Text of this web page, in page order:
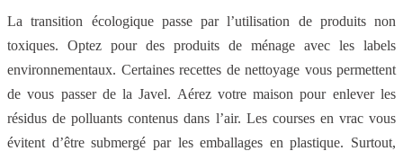
La transition écologique passe par l’utilisation de produits non
toxiques. Optez pour des produits de ménage avec les labels
environnementaux. Certaines recettes de nettoyage vous permettent
de vous passer de la Javel. Aérez votre maison pour enlever les
résidus de polluants contenus dans l’air. Les courses en vrac vous
évitent d’être submergé par les emballages en plastique. Surtout,